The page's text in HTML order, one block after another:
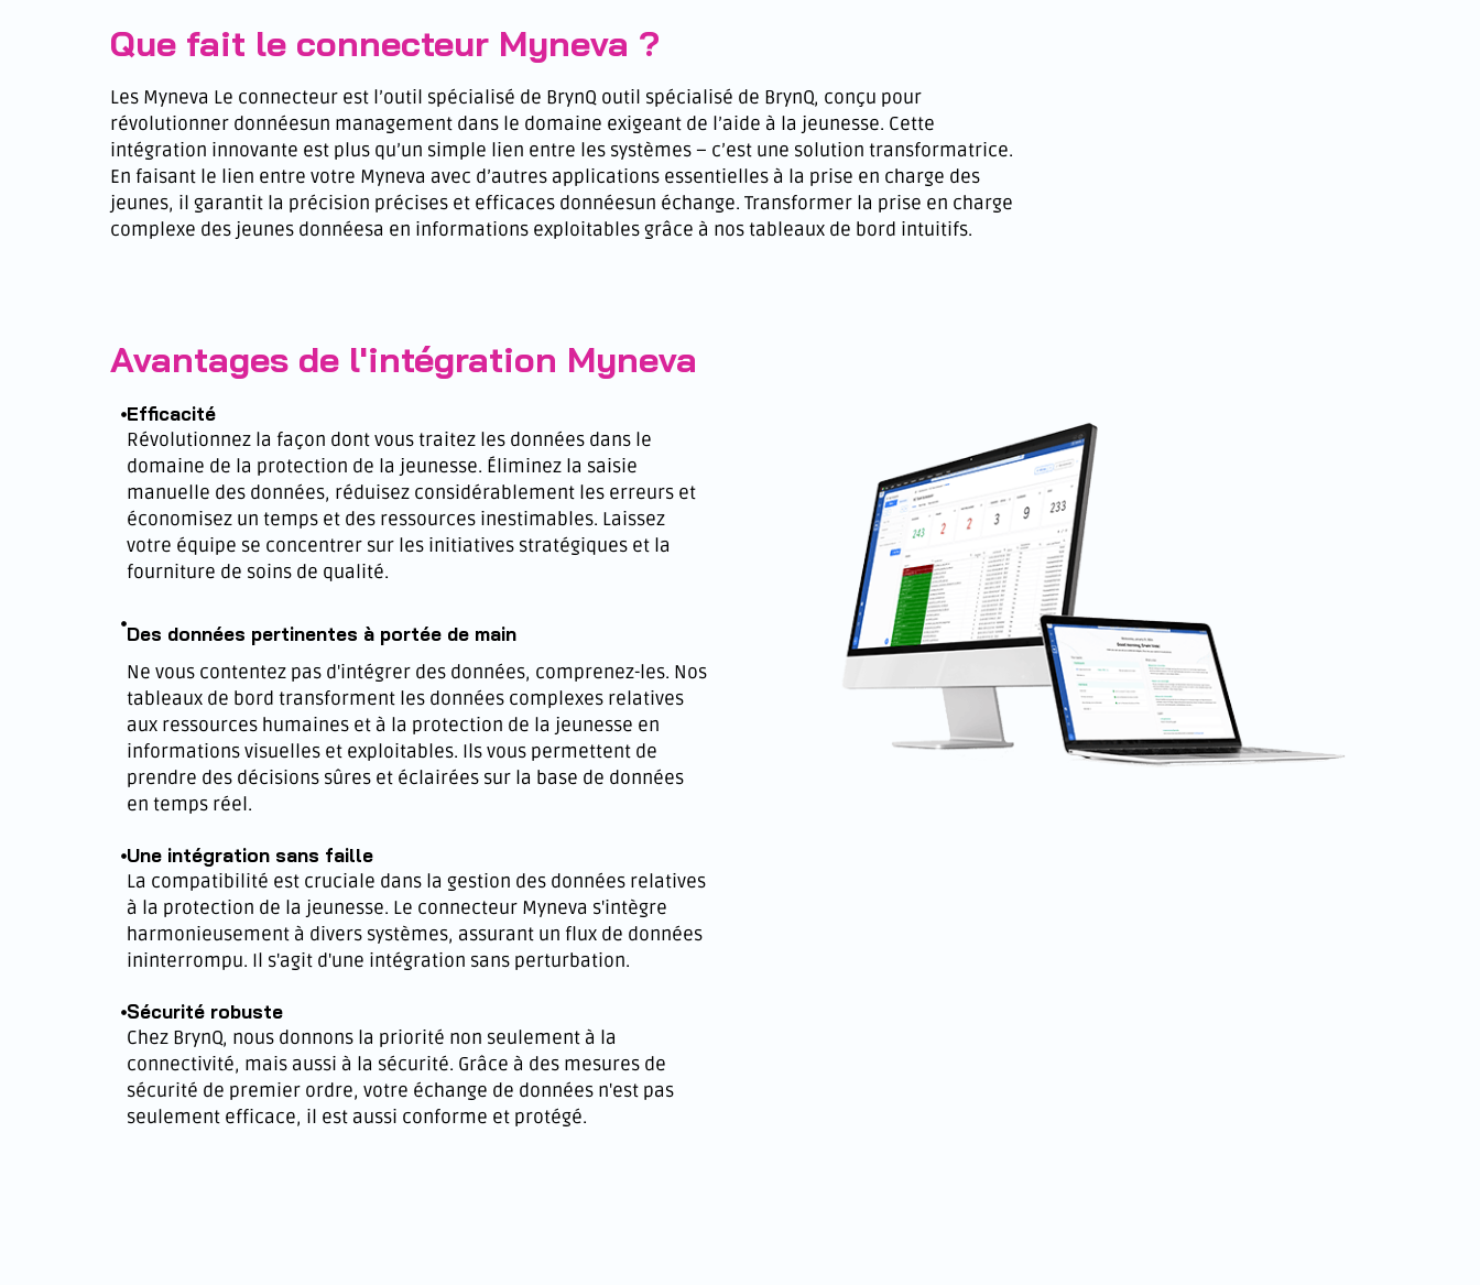
Que fait le connecteur Myneva ?
Les Myneva Le connecteur est l’outil spécialisé de BrynQ outil spécialisé de BrynQ, conçu pour
révolutionner donnéesun management dans le domaine exigeant de l’aide à la jeunesse. Cette
intégration innovante est plus qu’un simple lien entre les systèmes – c’est une solution transformatrice.
En faisant le lien entre votre Myneva avec d’autres applications essentielles à la prise en charge des
jeunes, il garantit la précision précises et efficaces donnéesun échange. Transformer la prise en charge
complexe des jeunes donnéesa en informations exploitables grâce à nos tableaux de bord intuitifs.
Avantages de l'intégration Myneva
Efficacité
Révolutionnez la façon dont vous traitez les données dans le
domaine de la protection de la jeunesse. Éliminez la saisie
manuelle des données, réduisez considérablement les erreurs et
économisez un temps et des ressources inestimables. Laissez
votre équipe se concentrer sur les initiatives stratégiques et la
fourniture de soins de qualité.
Des données pertinentes à portée de main
Ne vous contentez pas d'intégrer des données, comprenez-les. Nos
tableaux de bord transforment les données complexes relatives
aux ressources humaines et à la protection de la jeunesse en
informations visuelles et exploitables. Ils vous permettent de
prendre des décisions sûres et éclairées sur la base de données
en temps réel.
Une intégration sans faille
La compatibilité est cruciale dans la gestion des données relatives
à la protection de la jeunesse. Le connecteur Myneva s'intègre
harmonieusement à divers systèmes, assurant un flux de données
ininterrompu. Il s'agit d'une intégration sans perturbation.
Sécurité robuste
Chez BrynQ, nous donnons la priorité non seulement à la
connectivité, mais aussi à la sécurité. Grâce à des mesures de
sécurité de premier ordre, votre échange de données n'est pas
seulement efficace, il est aussi conforme et protégé.